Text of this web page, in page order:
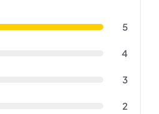
5
4
3
2